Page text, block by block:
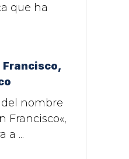
que ha
Francisco,
nombre
Francisco«,
a ...